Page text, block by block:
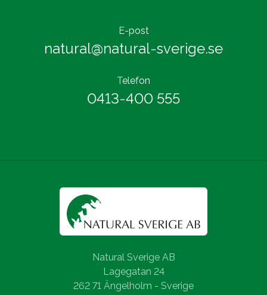
E-post
natural@natural-sverige.se
Telefon
0413-400 555
Natural Sverige AB
Lagegatan 24
262 71 Ängelholm - Sverige